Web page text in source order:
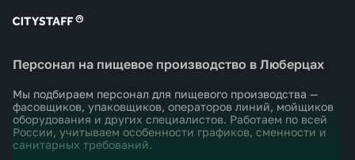
Персонал на пищевое производство в Люберцах
Мы подбираем персонал для пищевого производства —
фасовщиков, упаковщиков, операторов линий, мойщиков
оборудования и других специалистов. Работаем по всей
России, учитываем особенности графиков, сменности и
санитарных требований.